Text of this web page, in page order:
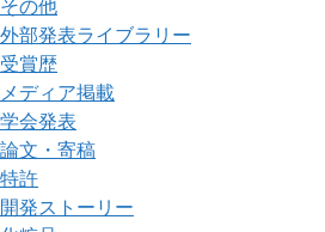
その他
外部発表ライブラリー
受賞歴
メディア掲載
学会発表
論文・寄稿
特許
開発ストーリー